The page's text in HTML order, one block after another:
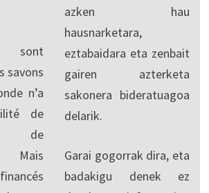
sont
savons
n’a
de
de
Mais
azken hau
hausnarketara,
eztabaidara eta zenbait
gairen azterketa
sakonera bideratuagoa
delarik.
Garai gogorrak dira, eta
badakigu denek ez